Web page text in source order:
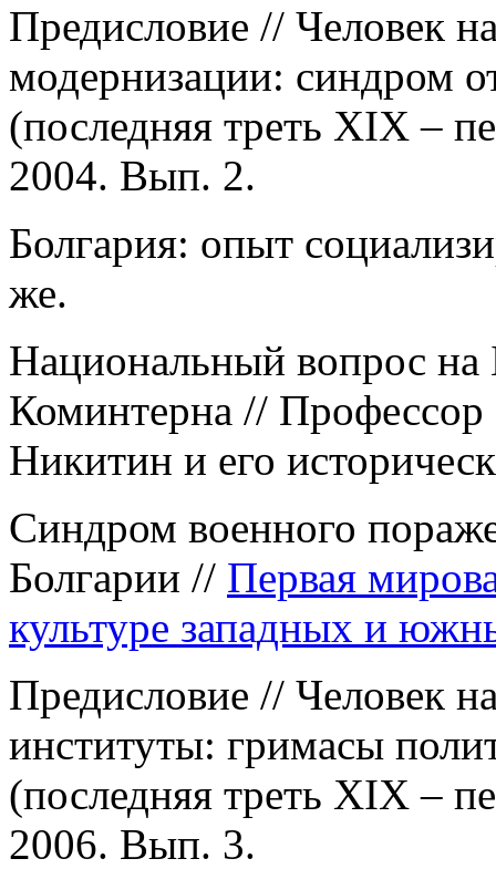
Предисловие // Человек
модернизации: синдром
(последняя треть XIX –
2004. Вып. 2.
Болгария: опыт
же.
Национальный вопрос на
Коминтерна // Профессор
Никитин и его
Синдром военного
Болгарии // Первая
культуре западных и
Предисловие // Человек
институты: гримасы
(последняя треть XIX –
2006. Вып. 3.